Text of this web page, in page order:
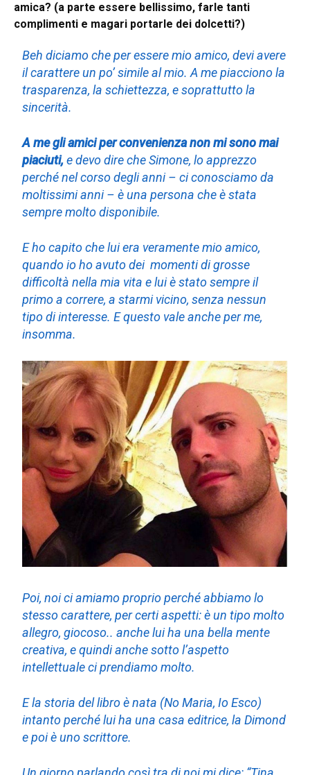
amica? (a parte essere bellissimo, farle tanti
complimenti e magari portarle dei dolcetti?)
Beh diciamo che per essere mio amico, devi avere
il carattere un po’ simile al mio. A me piacciono la
trasparenza, la schiettezza, e soprattutto la
sincerità.
A me gli amici per convenienza non mi sono mai
piaciuti,e devo dire che Simone, lo apprezzo
perché nel corso degli anni – ci conosciamo da
moltissimi anni – è una persona che è stata
sempre molto disponibile.
E ho capito che lui era veramente mio amico,
quando io ho avuto dei momenti di grosse
difficoltà nella mia vita e lui è stato sempre il
primo a correre, a starmi vicino, senza nessun
tipo di interesse. E questo vale anche per me,
insomma.
Poi, noi ci amiamo proprio perché abbiamo lo
stesso carattere, per certi aspetti: è un tipo molto
allegro, giocoso.. anche lui ha una bella mente
creativa, e quindi anche sotto l’aspetto
intellettuale ci prendiamo molto.
E la storia del libro è nata (No Maria, Io Esco)
intanto perché lui ha una casa editrice, la Dimond
e poi è uno scrittore.